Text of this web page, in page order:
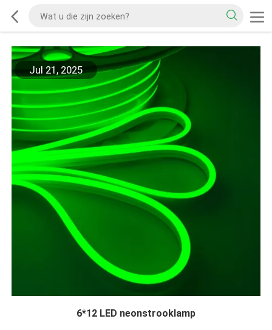
Jul 21, 2025
6*12 LED neonstrooklamp